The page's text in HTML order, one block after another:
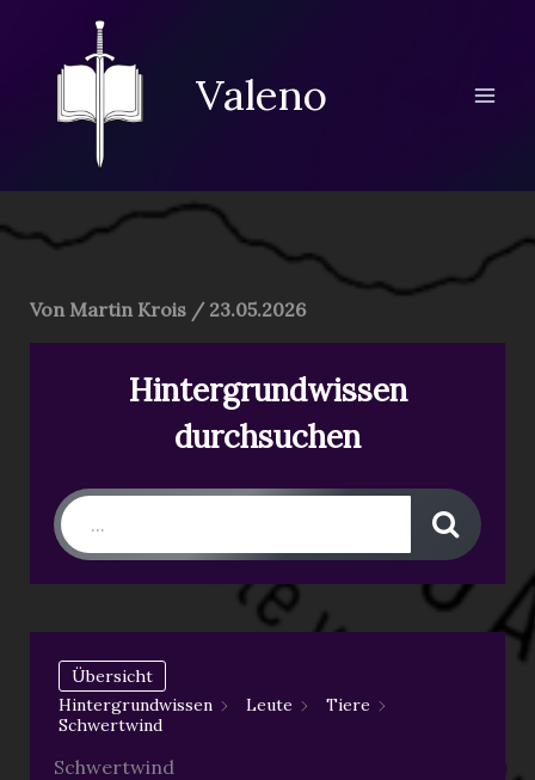
springen
Valeno
Von Martin Krois / 23.05.2026
Hintergrundwissen
durchsuchen
Übersicht
Hintergrundwissen
Leute
Tiere
Schwertwind
Schwertwind